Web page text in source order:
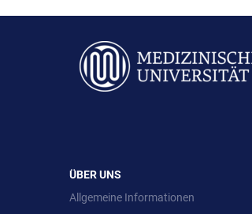
ÜBER UNS
Allgemeine Informationen